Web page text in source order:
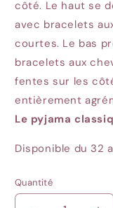
côté. Le haut se
avec bracelets
courtes. Le bas
bracelets aux
fentes sur les
entièrement
Le pyjama
Disponible du 32
Quantité
Quantité